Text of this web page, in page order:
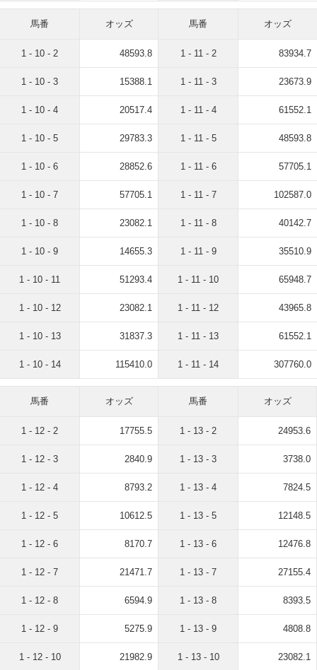
馬番 オッズ
1 - 10 - 2 48593.8
1 - 10 - 3 15388.1
1 - 10 - 4 20517.4
1 - 10 - 5 29783.3
1 - 10 - 6 28852.6
1 - 10 - 7 57705.1
1 - 10 - 8 23082.1
1 - 10 - 9 14655.3
1 - 10 - 11 51293.4
1 - 10 - 12 23082.1
1 - 10 - 13 31837.3
1 - 10 - 14 115410.0
馬番 オッズ
1 - 11 - 2 83934.7
1 - 11 - 3 23673.9
1 - 11 - 4 61552.1
1 - 11 - 5 48593.8
1 - 11 - 6 57705.1
1 - 11 - 7 102587.0
1 - 11 - 8 40142.7
1 - 11 - 9 35510.9
1 - 11 - 10 65948.7
1 - 11 - 12 43965.8
1 - 11 - 13 61552.1
1 - 11 - 14 307760.0
馬番 オッズ
1 - 12 - 2 17755.5
1 - 12 - 3 2840.9
1 - 12 - 4 8793.2
1 - 12 - 5 10612.5
1 - 12 - 6 8170.7
1 - 12 - 7 21471.7
1 - 12 - 8 6594.9
1 - 12 - 9 5275.9
1 - 12 - 10 21982.9
馬番 オッズ
1 - 13 - 2 24953.6
1 - 13 - 3 3738.0
1 - 13 - 4 7824.5
1 - 13 - 5 12148.5
1 - 13 - 6 12476.8
1 - 13 - 7 27155.4
1 - 13 - 8 8393.5
1 - 13 - 9 4808.8
1 - 13 - 10 23082.1